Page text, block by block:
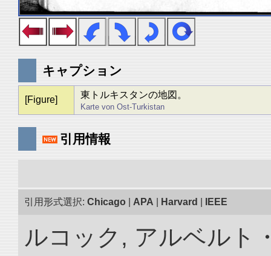
キャプション
[Figure] 東トルキスタンの地図。
Karte von Ost-Turkistan
引用情報
引用形式選択: Chicago APA Harvard IEEE
ルコック, アルベルト